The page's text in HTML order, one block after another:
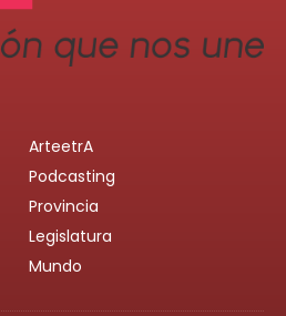
ArteetrA
Podcasting
Provincia
Legislatura
Mundo